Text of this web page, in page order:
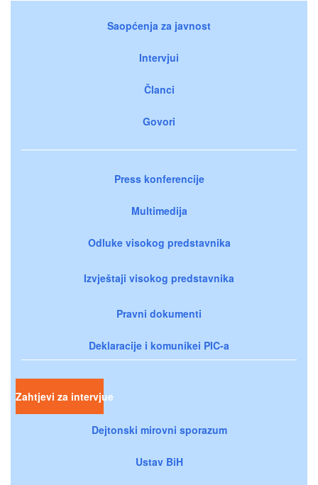
Saopćenja za javnost
Intervjui
Članci
Govori
Press konferencije
Multimedija
Odluke visokog predstavnika
Izvještaji visokog predstavnika
Pravni dokumenti
Deklaracije i komunikei PIC-a
Zahtjevi za intervjue
Dejtonski mirovni sporazum
Ustav BiH